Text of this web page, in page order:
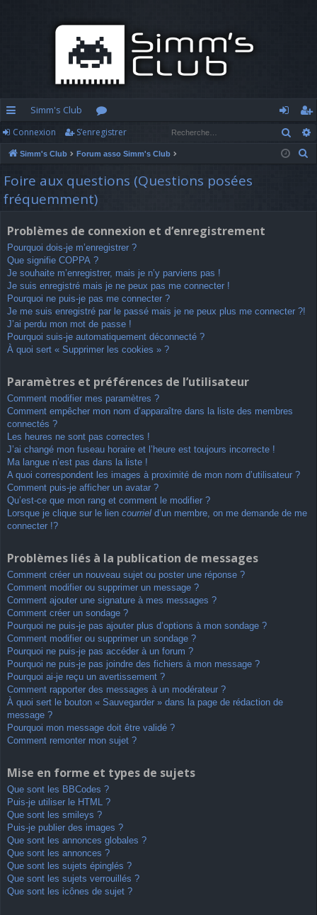
cc
ès
ra
pi
d
e
Simm's Club
or
u
m
s
o
n
’e
nr
Connexion S’enregistrer
Simm's Club Forum asso Simm's Club
Foire aux questions (Questions posées
fréquemment)
Problèmes de connexion et d’enregistrement
Pourquoi dois-je m’enregistrer ?
Que signifie COPPA ?
Je souhaite m’enregistrer, mais je n’y parviens pas !
Je suis enregistré mais je ne peux pas me connecter !
Pourquoi ne puis-je pas me connecter ?
Je me suis enregistré par le passé mais je ne peux plus me connecter ?!
J’ai perdu mon mot de passe !
Pourquoi suis-je automatiquement déconnecté ?
À quoi sert « Supprimer les cookies » ?
Paramètres et préférences de l’utilisateur
Comment modifier mes paramètres ?
Comment empêcher mon nom d’apparaître dans la liste des membres
connectés ?
Les heures ne sont pas correctes !
J’ai changé mon fuseau horaire et l’heure est toujours incorrecte !
Ma langue n’est pas dans la liste !
A quoi correspondent les images à proximité de mon nom d’utilisateur ?
Comment puis-je afficher un avatar ?
Qu’est-ce que mon rang et comment le modifier ?
Lorsque je clique sur le lien courriel d’un membre, on me demande de me
connecter !?
Problèmes liés à la publication de messages
Comment créer un nouveau sujet ou poster une réponse ?
Comment modifier ou supprimer un message ?
Comment ajouter une signature à mes messages ?
Comment créer un sondage ?
Pourquoi ne puis-je pas ajouter plus d’options à mon sondage ?
Comment modifier ou supprimer un sondage ?
Pourquoi ne puis-je pas accéder à un forum ?
Pourquoi ne puis-je pas joindre des fichiers à mon message ?
Pourquoi ai-je reçu un avertissement ?
Comment rapporter des messages à un modérateur ?
À quoi sert le bouton « Sauvegarder » dans la page de rédaction de
message ?
Pourquoi mon message doit être validé ?
Comment remonter mon sujet ?
Mise en forme et types de sujets
Que sont les BBCodes ?
Puis-je utiliser le HTML ?
Que sont les smileys ?
Puis-je publier des images ?
Que sont les annonces globales ?
Que sont les annonces ?
Que sont les sujets épinglés ?
Que sont les sujets verrouillés ?
Que sont les icônes de sujet ?